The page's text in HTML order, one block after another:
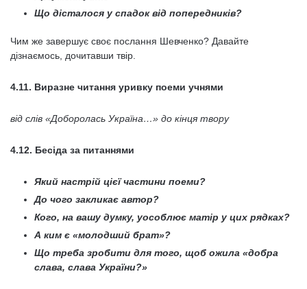
Що дісталося у спадок від попередників?
Чим же завершує своє послання Шевченко? Давайте
дізнаємось, дочитавши твір.
4.11. Виразне читання уривку поеми учнями
від слів «Доборолась Україна…» до кінця твору
4.12. Бесіда за питаннями
Який настрій цієї частини поеми?
До чого закликає автор?
Кого, на вашу думку, уособлює матір у цих рядках?
А ким є «молодший брат»?
Що треба зробити для того, щоб ожила «добра
слава, слава України?»